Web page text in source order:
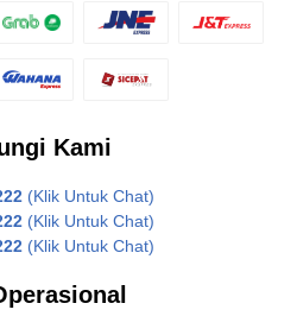
Kami
(Klik Untuk Chat)
(Klik Untuk Chat)
(Klik Untuk Chat)